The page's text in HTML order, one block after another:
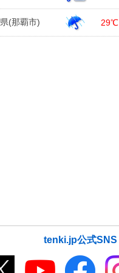
(那覇市) 29℃
tenki.jp公式SNS